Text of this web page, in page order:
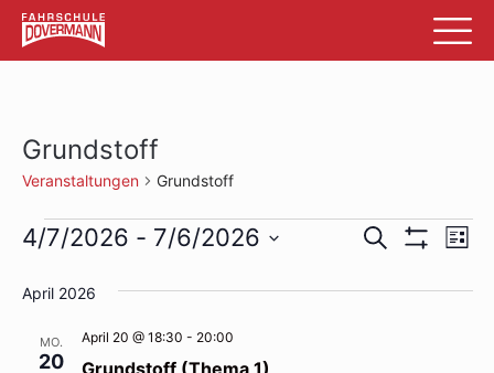
Grundstoff
Veranstaltungen Grundstoff
Veranstaltungen Suche Liste
4/7/2026 - 7/6/2026
wählen.
April 2026
MO.
20 Grundstoff (Thema 1)
April 20 @ 18:30 - 20:00